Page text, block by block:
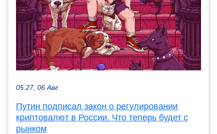
05:27, 06 Авг
Путин подписал закон о регулировании
криптовалют в России. Что теперь будет с
рынком